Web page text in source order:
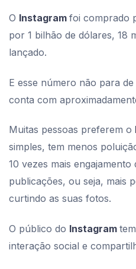
O Instagram foi comprado
por 1 bilhão de dólares, 18
lançado.
E esse número não para
conta com
Muitas pessoas preferem o
simples, tem menos
10 vezes mais engajamento
publicações, ou seja, mais
curtindo as suas fotos.
O público do Instagram
interação social e